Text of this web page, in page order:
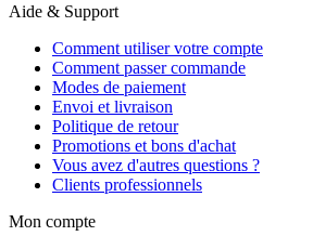
Aide & Support
Comment utiliser votre compte
Comment passer commande
Modes de paiement
Envoi et livraison
Politique de retour
Promotions et bons d'achat
Vous avez d'autres questions ?
Clients professionnels
Mon compte